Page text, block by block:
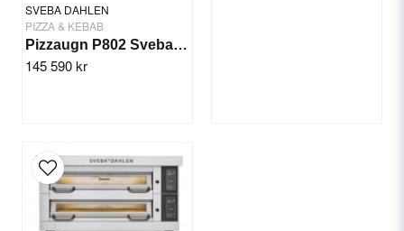
SVEBA DAHLEN
PIZZA & KEBAB
Pizzaugn P802 Sveba Dahlen - 2 däck
145 590 kr